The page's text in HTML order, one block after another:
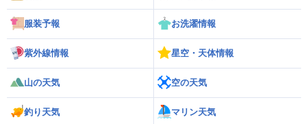
服装予報 お洗濯情報
紫外線情報 星空・天体情報
山の天気 空の天気
釣り天気 マリン天気